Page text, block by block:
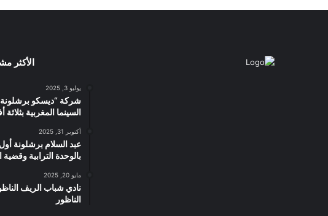
الأكثر
يوليو 3, 2025
شركة “ديسكو
السينما المغربية
أكتوبر 31, 2025
عبد السلام برشلونة
بالوحدة الترابية
مايو 20, 2025
نادي شباب الريف
الناظور